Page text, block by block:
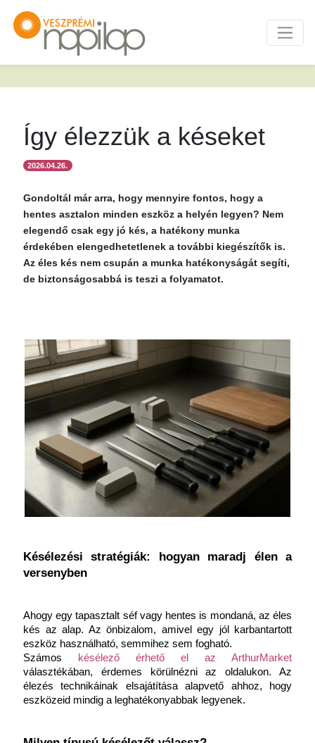
Így élezzük a késeket
2026.04.26.
Gondoltál már arra, hogy mennyire fontos, hogy a
hentes asztalon minden eszköz a helyén legyen? Nem
elegendő csak egy jó kés, a hatékony munka
érdekében elengedhetetlenek a további kiegészítők is.
Az éles kés nem csupán a munka hatékonyságát segíti,
de biztonságosabbá is teszi a folyamatot.
Késélezési stratégiák: hogyan maradj élen a
versenyben
Ahogy egy tapasztalt séf vagy hentes is mondaná, az éles
kés az alap. Az önbizalom, amivel egy jól karbantartott
eszköz használható, semmihez sem fogható.
Számos
késélező érhető el az ArthurMarket
választékában, érdemes körülnézni az oldalukon. Az
élezés technikáinak elsajátítása alapvető ahhoz, hogy
eszközeid mindig a leghatékonyabbak legyenek.